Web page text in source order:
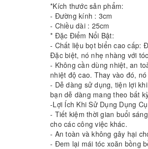
*Kích thước sản phẩm:
- Đường kính : 3cm
- Chiều dài : 25cm
* Đặc Điểm Nổi Bật:
- Chất liệu bọt biển cao cấp:
Đặc biệt, nó nhẹ nhàng với
- Không cần dùng nhiệt, an
nhiệt độ cao. Thay vào đó,
- Dễ dàng sử dụng, tiện lợi
bạn dễ dàng mang theo bất
-Lợi Ích Khi Sử Dụng Dụng
- Tiết kiệm thời gian buổi
cho các công việc khác.
- An toàn và không gây hại
- Đem lại mái tóc xoăn bồng